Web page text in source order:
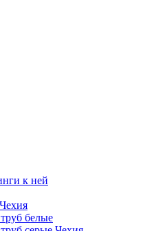
к ней
белые